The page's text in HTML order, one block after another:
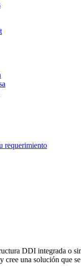
requerimiento
DDI integrada o
cree una solución que